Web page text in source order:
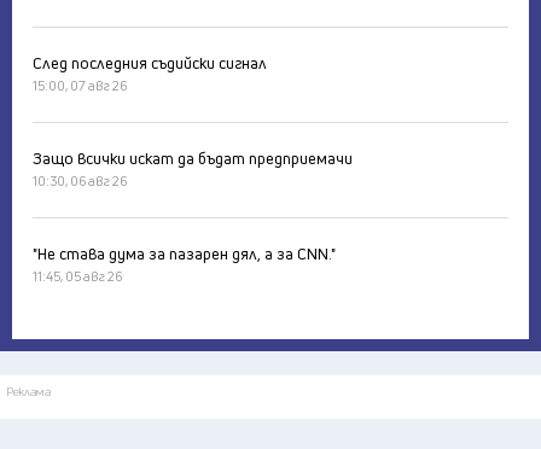
След последния съдийски сигнал
15:00, 07 авг 26
Защо всички искат да бъдат предприемачи
10:30, 06 авг 26
"Не става дума за пазарен дял, а за CNN."
11:45, 05 авг 26
Реклама